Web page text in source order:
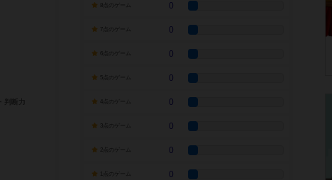
0
7点のゲーム 0
0
0
0
0
0
0